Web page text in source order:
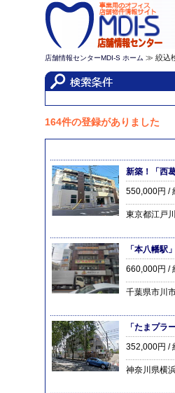
店舗情報センターMDI-S ホーム ≫ 絞込
164件の登録がありました
新築！「西
550,000円 /
東京都江戸
「本八幡
660,000円 /
千葉県市川
「たまプ
352,000円 /
神奈川県横